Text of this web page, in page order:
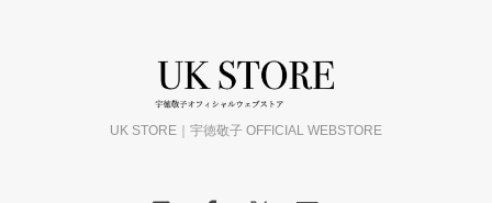
UK STORE｜宇徳敬子 OFFICIAL WEBSTORE